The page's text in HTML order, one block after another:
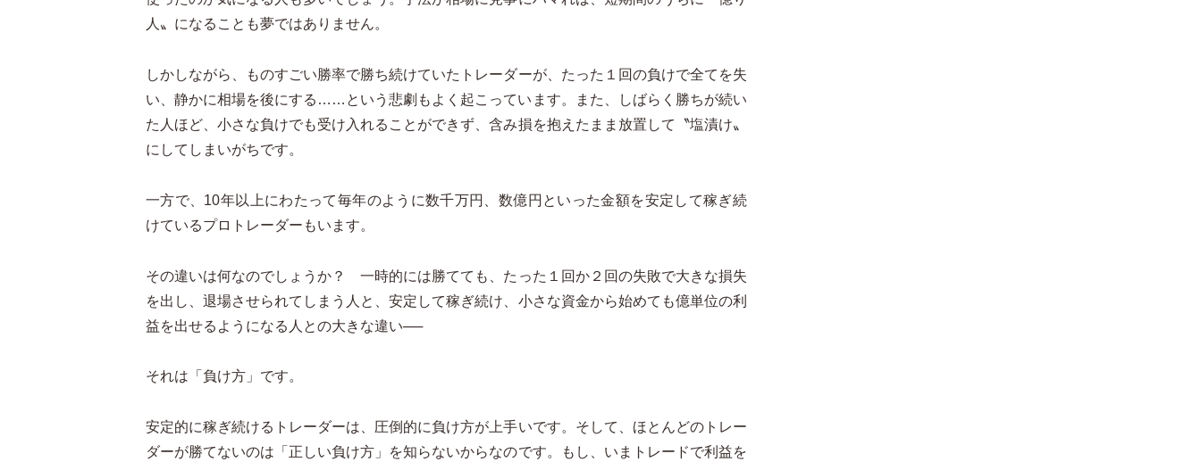
人〟になることも夢ではありません。
しかしながら、ものすごい勝率で勝ち続けていたトレーダーが、たった１回の負けで全てを失
い、静かに相場を後にする……という悲劇もよく起こっています。また、しばらく勝ちが続い
た人ほど、小さな負けでも受け入れることができず、含み損を抱えたまま放置して〝塩漬け〟
にしてしまいがちです。
一方で、10年以上にわたって毎年のように数千万円、数億円といった金額を安定して稼ぎ続
けているプロトレーダーもいます。
その違いは何なのでしょうか？ 一時的には勝てても、たった１回か２回の失敗で大きな損失
を出し、退場させられてしまう人と、安定して稼ぎ続け、小さな資金から始めても億単位の利
益を出せるようになる人との大きな違い──
それは「負け方」です。
安定的に稼ぎ続けるトレーダーは、圧倒的に負け方が上手いです。そして、ほとんどのトレー
ダーが勝てないのは「正しい負け方」を知らないからなのです。もし、いまトレードで利益を